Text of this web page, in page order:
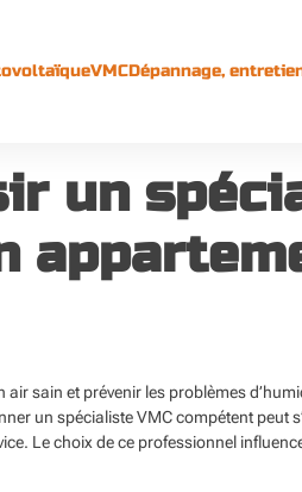
VMCDépannage,
un
sain et prévenir les problèmes
un spécialiste VMC compétent peut
Le choix de ce professionnel